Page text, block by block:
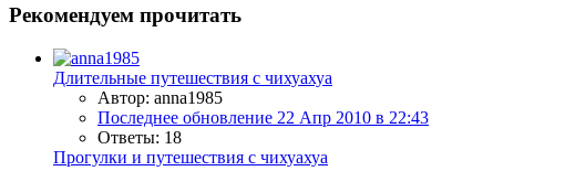
Рекомендуем прочитать
Длительные путешествия с чихуахуа
Автор: anna1985
Последнее обновление 22 Апр 2010 в 22:43
Ответы: 18
Прогулки и путешествия с чихуахуа